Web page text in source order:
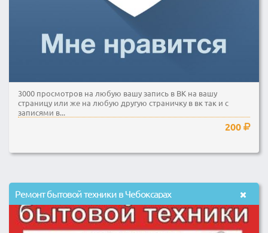
3000 просмотров на любую вашу запись в ВК на вашу
страницу или же на любую другую страничку в вк так и с
записями в...
200
Ремонт бытовой техники в Чебоксарах